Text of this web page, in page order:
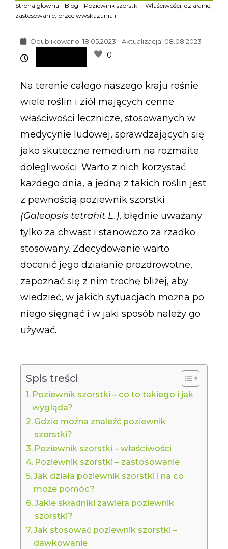
Strona główna - Blog - Poziewnik szorstki – Właściwości, działanie,
zastosowanie, przeciwwskazania i
Opublikowano: 18.05.2023 - Aktualizacja: 08.08.2023
0
Na terenie całego naszego kraju rośnie
wiele roślin i ziół mających cenne
właściwości lecznicze, stosowanych w
medycynie ludowej, sprawdzających się
jako skuteczne remedium na rozmaite
dolegliwości. Warto z nich korzystać
każdego dnia, a jedną z takich roślin jest
z pewnością poziewnik szorstki
(Galeopsis tetrahit L.), błędnie uważany
tylko za chwast i stanowczo za rzadko
stosowany. Zdecydowanie warto
docenić jego działanie prozdrowotne,
zapoznać się z nim trochę bliżej, aby
wiedzieć, w jakich sytuacjach można po
niego sięgnąć i w jaki sposób należy go
używać.
Spis treści
Poziewnik szorstki – co to takiego i jak
wygląda?
Gdzie można znaleźć poziewnik
szorstki?
Poziewnik szorstki – właściwości
Poziewnik szorstki – zastosowanie
Jak działa poziewnik szorstki i na co
może pomóc?
Jakie składniki zawiera poziewnik
szorstki?
Jak stosować poziewnik szorstki –
dawkowanie